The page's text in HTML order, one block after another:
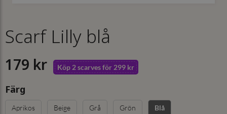
Scarf Lilly blå
179 kr Köp 2 scarves för 299 kr
Färg
Aprikos Beige Grå Grön Blå